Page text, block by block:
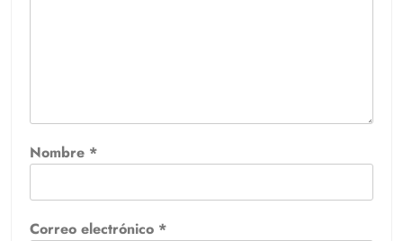
Nombre *
Correo electrónico *